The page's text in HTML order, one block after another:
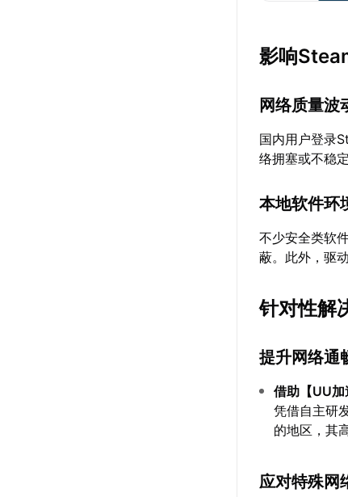
影响
网络质量波
国内用户登录
络拥塞或不稳
本地软件环
不少安全类软
蔽。此外，驱
针对性解
提升网络通
借助【UU加
凭借自主研
的地区，其
应对特殊网